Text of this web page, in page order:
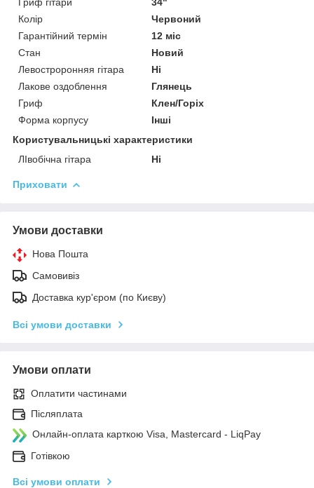
Колір
Червоний
Гарантійний термін
12 міс
Стан
Новий
Левостроронняя гітара
Ні
Лакове оздоблення
Глянець
Гриф
Клен/Горіх
Форма корпусу
Інші
Користувальницькі характеристики
ЛІвобічна гітара
Ні
Приховати
Умови доставки
Нова Пошта
Самовивіз
Доставка кур'єром (по Києву)
Всі умови доставки
Умови оплати
Оплатити частинами
Післяплата
Онлайн-оплата карткою Visa, Mastercard - LiqPay
Готівкою
Всі умови оплати